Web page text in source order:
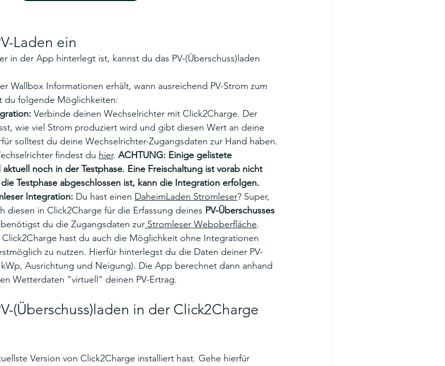
Laden ein
in der App hinterlegt ist, kannst du das PV-(Überschuss)laden
Wallbox Informationen erhält, wann ausreichend PV-Strom zum
du folgende Möglichkeiten:
Verbinde deinen Wechselrichter mit Click2Charge. Der
wie viel Strom produziert wird und gibt diesen Wert an deine
solltest du deine Wechselrichter-Zugangsdaten zur Hand haben.
findest du hier. ACHTUNG: Einige gelistete
noch in der Testphase. Eine Freischaltung ist vorab nicht
Testphase abgeschlossen ist, kann die Integration erfolgen.
Integration: Du hast einen DaheimLaden Stromleser? Super,
diesen in Click2Charge für die Erfassung deines PV-Überschusses
du die Zugangsdaten zur Stromleser Weboberfläche.
Click2Charge hast du auch die Möglichkeit ohne Integrationen
zu nutzen. Hierfür hinterlegst du die Daten deiner PV-
Ausrichtung und Neigung). Die App berechnet dann anhand
Wetterdaten "virtuell" deinen PV-Ertrag.
(Überschuss)laden in der Click2Charge
Version von Click2Charge installiert hast. Gehe hierfür